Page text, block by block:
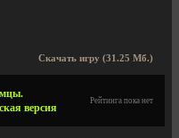
Скачать игру (31.25 Мб.)
версия
Рейтинга пока нет